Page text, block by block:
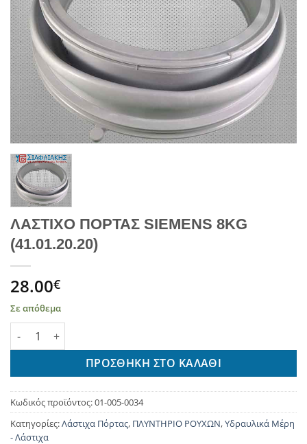
ΛΑΣΤΙΧΟ ΠΟΡΤΑΣ SIEMENS 8KG
(41.01.20.20)
28.00€
Σε απόθεμα
ΛΑΣΤΙΧΟ ΠΟΡΤΑΣ SIEMENS 8KG (41.01.20.20) ποσότητα
ΠΡΟΣΘΉΚΗ ΣΤΟ ΚΑΛΆΘΙ
Κωδικός προϊόντος:01-005-0034
Κατηγορίες:Λάστιχα Πόρτας, ΠΛΥΝΤΗΡΙΟ ΡΟΥΧΩΝ,Υδραυλικά Μέρη
- Λάστιχα